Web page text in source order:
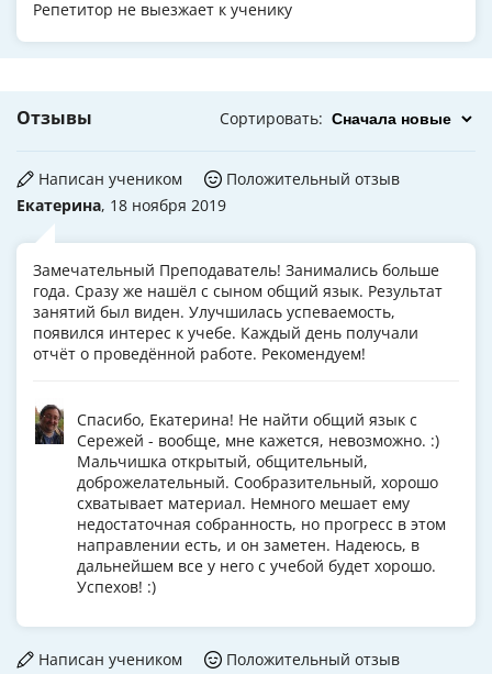
Репетитор не выезжает к ученику
Отзывы Сортировать:
Екатерина, 18 ноября 2019
Написан учеником Положительный отзыв
Замечательный Преподаватель! Занимались больше
года. Сразу же нашёл с сыном общий язык. Результат
занятий был виден. Улучшилась успеваемость,
появился интерес к учебе. Каждый день получали
отчёт о проведённой работе. Рекомендуем!
Спасибо, Екатерина! Не найти общий язык с
Сережей - вообще, мне кажется, невозможно. :)
Мальчишка открытый, общительный,
доброжелательный. Сообразительный, хорошо
схватывает материал. Немного мешает ему
недостаточная собранность, но прогресс в этом
направлении есть, и он заметен. Надеюсь, в
дальнейшем все у него с учебой будет хорошо.
Успехов! :)
Написан учеником Положительный отзыв